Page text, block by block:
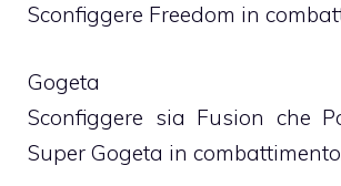
Sconfiggere Freedom in
Gogeta
Sconfiggere sia Fusion che
Super Gogeta in